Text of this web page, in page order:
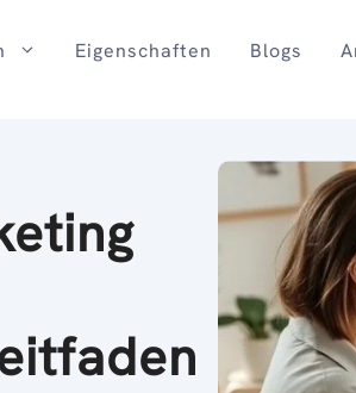
Eigenschaften Blogs